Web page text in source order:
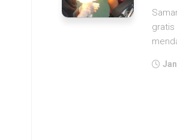
gratis